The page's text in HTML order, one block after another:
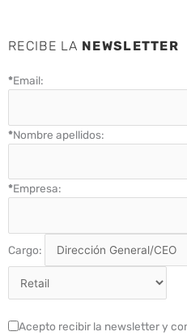
RECIBE LA NEWSLETTER
*Email:
*Nombre apellidos:
*Empresa:
Cargo:
Acepto recibir la newsletter y